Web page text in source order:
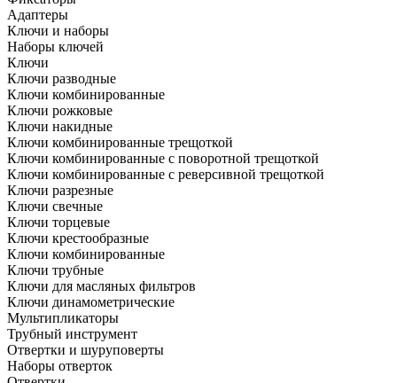
Адаптеры
Ключи и наборы
Наборы ключей
Ключи
Ключи разводные
Ключи комбинированные
Ключи рожковые
Ключи накидные
Ключи комбинированные трещоткой
Ключи комбинированные с поворотной трещоткой
Ключи комбинированные с реверсивной трещоткой
Ключи разрезные
Ключи свечные
Ключи торцевые
Ключи крестообразные
Ключи комбинированные
Ключи трубные
Ключи для масляных фильтров
Ключи динамометрические
Мультипликаторы
Трубный инструмент
Отвертки и шуруповерты
Наборы отверток